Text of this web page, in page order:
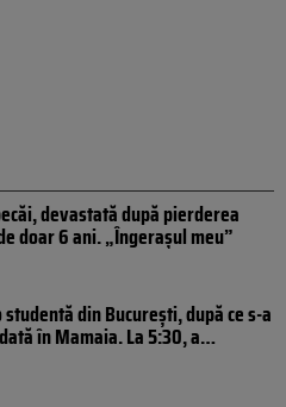
devastată după pierderea
doar 6 ani. „Îngerașul meu”
studentă din București, după ce s-a
în Mamaia. La 5:30, a…